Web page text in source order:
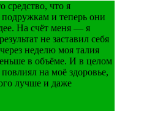
средство, что я
подружкам и теперь они
На счёт меня — я
не заставил себя
неделю моя талия
в объёме. И в целом
на моё здоровье,
лучше и даже